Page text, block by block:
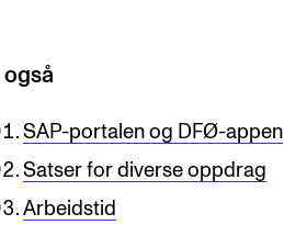
saker
av NMH
og komitéer
også
SAP-portalen og DFØ-appen
Satser for diverse oppdrag
Arbeidstid